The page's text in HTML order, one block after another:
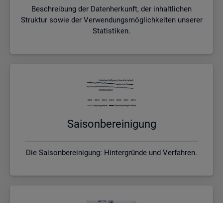
Beschreibung der Datenherkunft, der inhaltlichen
Struktur sowie der Verwendungsmöglichkeiten unserer
Statistiken.
Sai­son­be­rei­ni­gung
Die Saisonbereinigung: Hintergründe und Verfahren.